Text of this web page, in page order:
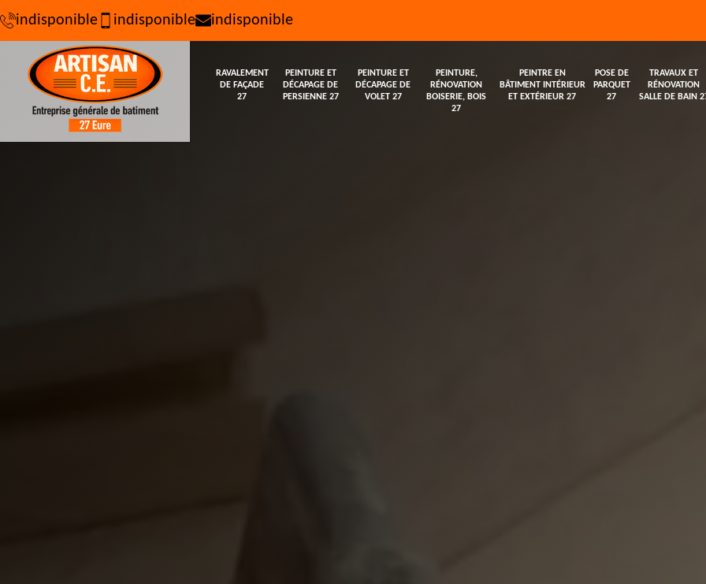
indisponible indisponible indisponible
RAVALEMENT
DE FAÇADE
27
PEINTURE ET
DÉCAPAGE DE
PERSIENNE 27
PEINTURE ET
DÉCAPAGE DE
VOLET 27
PEINTURE,
RÉNOVATION
BOISERIE, BOIS
27
PEINTRE EN
BÂTIMENT INTÉRIEUR
ET EXTÉRIEUR 27
POSE DE
PARQUET
27
TRAVAUX ET
RÉNOVATION
SALLE DE BAIN